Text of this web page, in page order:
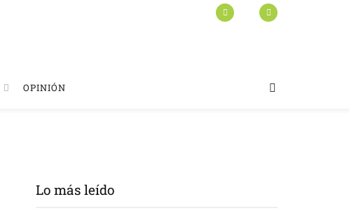
OPINIÓN
Lo más leído